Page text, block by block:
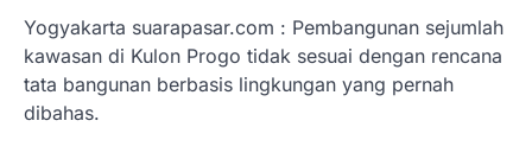
Yogyakarta suarapasar.com : Pembangunan sejumlah
kawasan di Kulon Progo tidak sesuai dengan rencana
tata bangunan berbasis lingkungan yang pernah
dibahas.